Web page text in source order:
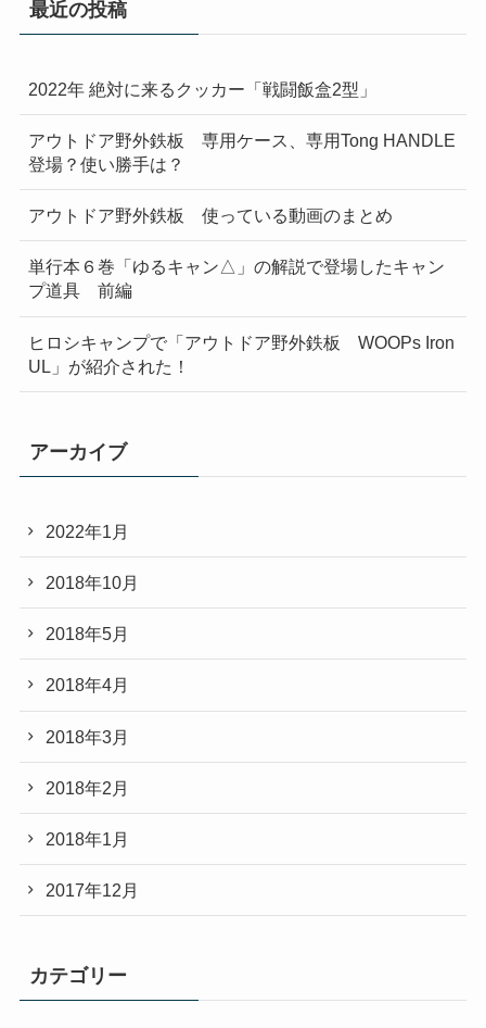
最近の投稿
2022年 絶対に来るクッカー「戦闘飯盒2型」
アウトドア野外鉄板 専用ケース、専用Tong HANDLE
登場？使い勝手は？
アウトドア野外鉄板 使っている動画のまとめ
単行本６巻「ゆるキャン△」の解説で登場したキャン
プ道具 前編
ヒロシキャンプで「アウトドア野外鉄板 WOOPs Iron
UL」が紹介された！
アーカイブ
2022年1月
2018年10月
2018年5月
2018年4月
2018年3月
2018年2月
2018年1月
2017年12月
カテゴリー